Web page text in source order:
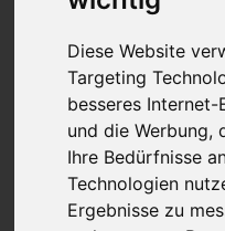
Diese Website
Targeting
besseres
und die Werbung,
Ihre Bedürfnisse
Technologien
Ergebnisse zu
Yoga – im
(Mo
May